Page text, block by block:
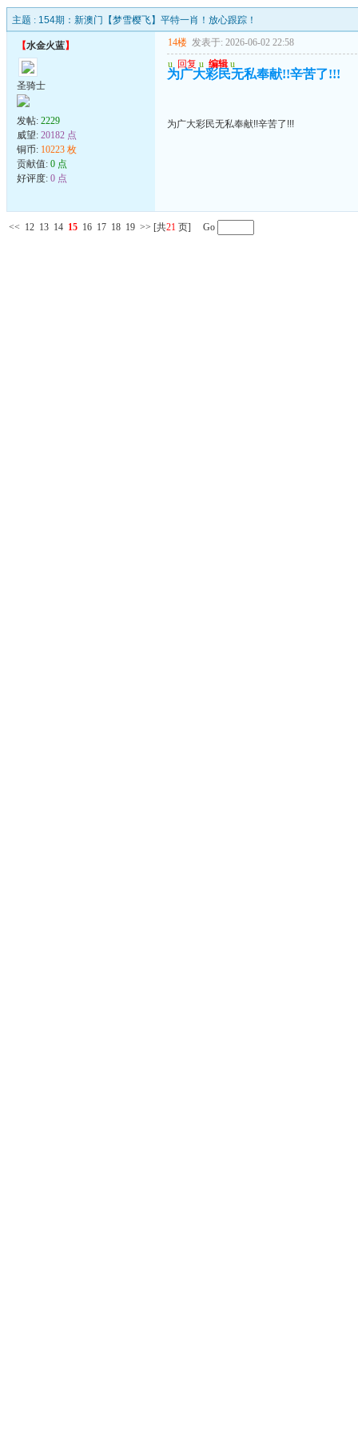
主题 : 154期：新澳门【梦雪樱飞】平特一肖！放心跟踪！
【水金火蓝】
圣骑士
发帖: 2229
威望: 20182 点
铜币: 10223 枚
贡献值: 0 点
好评度: 0 点
14楼 发表于: 2026-06-02 22:58
u 回复 u 编辑 u
为广大彩民无私奉献!!辛苦了!!!
为广大彩民无私奉献!!辛苦了!!!
<< 12 13 14 15 16 17 18 19 >> [共21 页] Go